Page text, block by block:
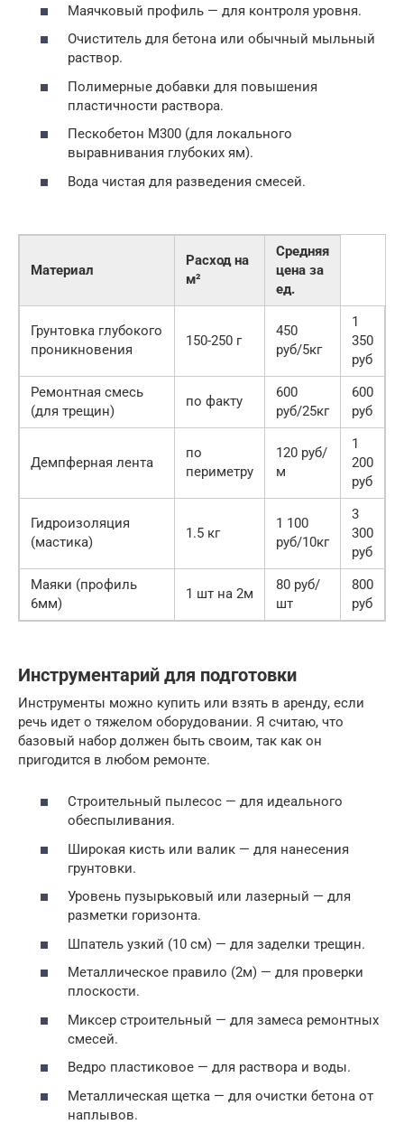
Маячковый профиль — для контроля уровня.
Очиститель для бетона или обычный мыльный
раствор.
Полимерные добавки для повышения
пластичности раствора.
Пескобетон М300 (для локального
выравнивания глубоких ям).
Вода чистая для разведения смесей.
Материал
Расход на
м²
Средняя
цена за
ед.
Грунтовка глубокого
проникновения
150-250 г
450
руб/5кг
1
350
руб
Ремонтная смесь
(для трещин)
по факту
600
руб/25кг
600
руб
Демпферная лента
по
периметру
120 руб/
м
1
200
руб
Гидроизоляция
(мастика)
1.5 кг
1 100
руб/10кг
3
300
руб
Маяки (профиль
6мм)
1 шт на 2м
80 руб/
шт
800
руб
Инструментарий для подготовки
Инструменты можно купить или взять в аренду, если
речь идет о тяжелом оборудовании. Я считаю, что
базовый набор должен быть своим, так как он
пригодится в любом ремонте.
Строительный пылесос — для идеального
обеспыливания.
Широкая кисть или валик — для нанесения
грунтовки.
Уровень пузырьковый или лазерный — для
разметки горизонта.
Шпатель узкий (10 см) — для заделки трещин.
Металлическое правило (2м) — для проверки
плоскости.
Миксер строительный — для замеса ремонтных
смесей.
Ведро пластиковое — для раствора и воды.
Металлическая щетка — для очистки бетона от
наплывов.